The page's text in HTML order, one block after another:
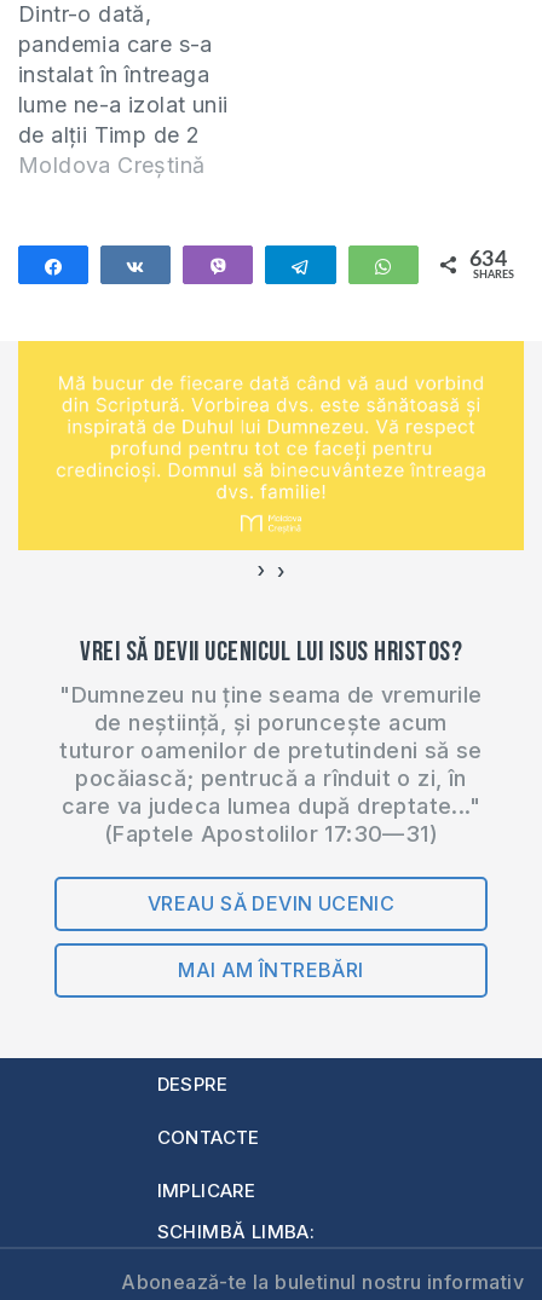
Dintr-o dată,
pandemia care s-a
instalat în întreaga
lume ne-a izolat unii
de alții Timp de 2
luni au fost oprite
și grădinițele. Și
dacă activitățile
început să se
relanseze și maturii
mai pot ieși din
case, atunci copii
noștri continuă să
Moldova Creștină
Telegram WhatsApp
634
SHARES
‹ ›
Vrei să devii ucenicul lui Isus Hristos?
"Dumnezeu nu ține seama de vremurile
de neștiință, și poruncește acum
tuturor oamenilor de pretutindeni să se
pocăiască; pentrucă a rînduit o zi, în
care va judeca lumea după dreptate..."
(Faptele Apostolilor 17:30—31)
VREAU SĂ DEVIN UCENIC
MAI AM ÎNTREBĂRI
DESPRE
CONTACTE
IMPLICARE
SCHIMBĂ LIMBA:
Abonează-te la buletinul nostru informativ